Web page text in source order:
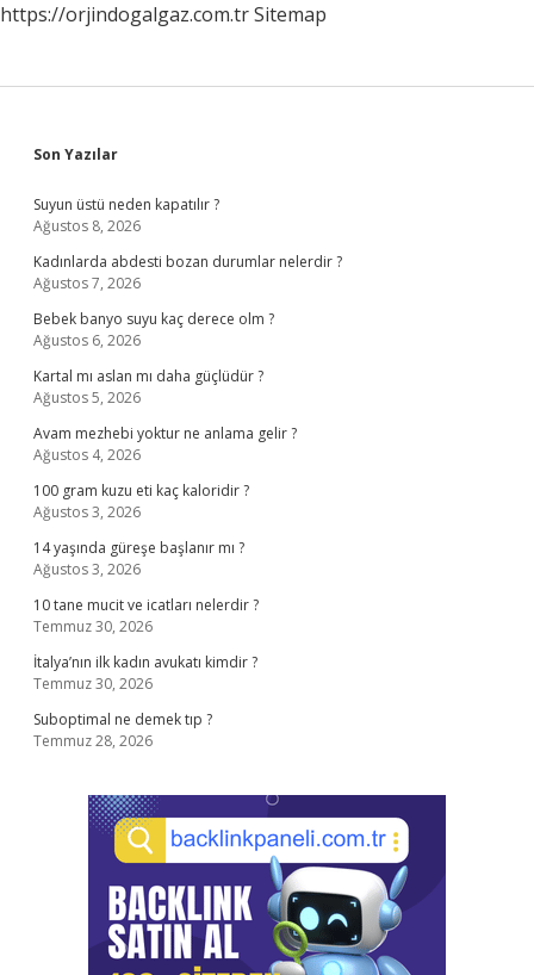
https://orjindogalgaz.com.trSitemap
Sidebar
Son Yazılar
Suyun üstü neden kapatılır ?
Ağustos 8, 2026
Kadınlarda abdesti bozan durumlar nelerdir ?
Ağustos 7, 2026
Bebek banyo suyu kaç derece olm ?
Ağustos 6, 2026
Kartal mı aslan mı daha güçlüdür ?
Ağustos 5, 2026
Avam mezhebi yoktur ne anlama gelir ?
Ağustos 4, 2026
100 gram kuzu eti kaç kaloridir ?
Ağustos 3, 2026
14 yaşında güreşe başlanır mı ?
Ağustos 3, 2026
10 tane mucit ve icatları nelerdir ?
Temmuz 30, 2026
İtalya’nın ilk kadın avukatı kimdir ?
Temmuz 30, 2026
Suboptimal ne demek tıp ?
Temmuz 28, 2026